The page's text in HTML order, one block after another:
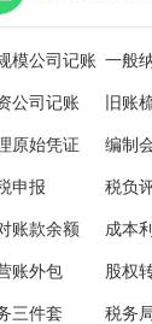
模公司记账 一般
公司记账 旧账
原始凭证 编制
申报 税负
账款余额 成本
账外包 股权
三件套 税务